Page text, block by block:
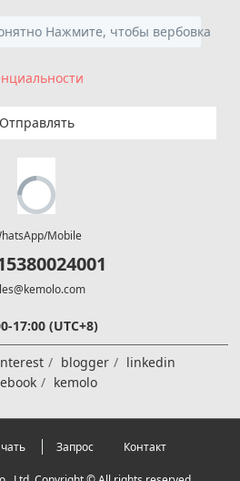
Отправлять
Mobile
17:00 (UTC+8)
blogger
linkedin
kemolo
Запрос Контакт